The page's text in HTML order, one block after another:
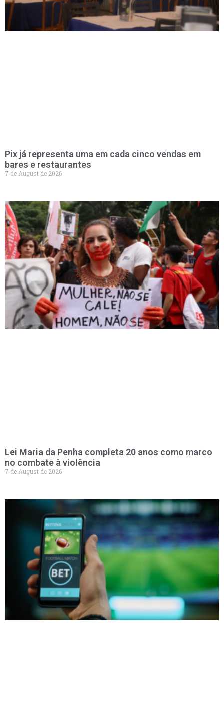
Pix já representa uma em cada cinco vendas em
bares e restaurantes
7 de August de 2026
Lei Maria da Penha completa 20 anos como marco
no combate à violência
7 de August de 2026